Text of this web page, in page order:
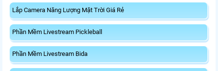
Lắp Camera Năng Lượng Mặt Trời Giá Rẻ
Phần Mềm Livestream Pickleball
Phần Mềm Livestream Bida